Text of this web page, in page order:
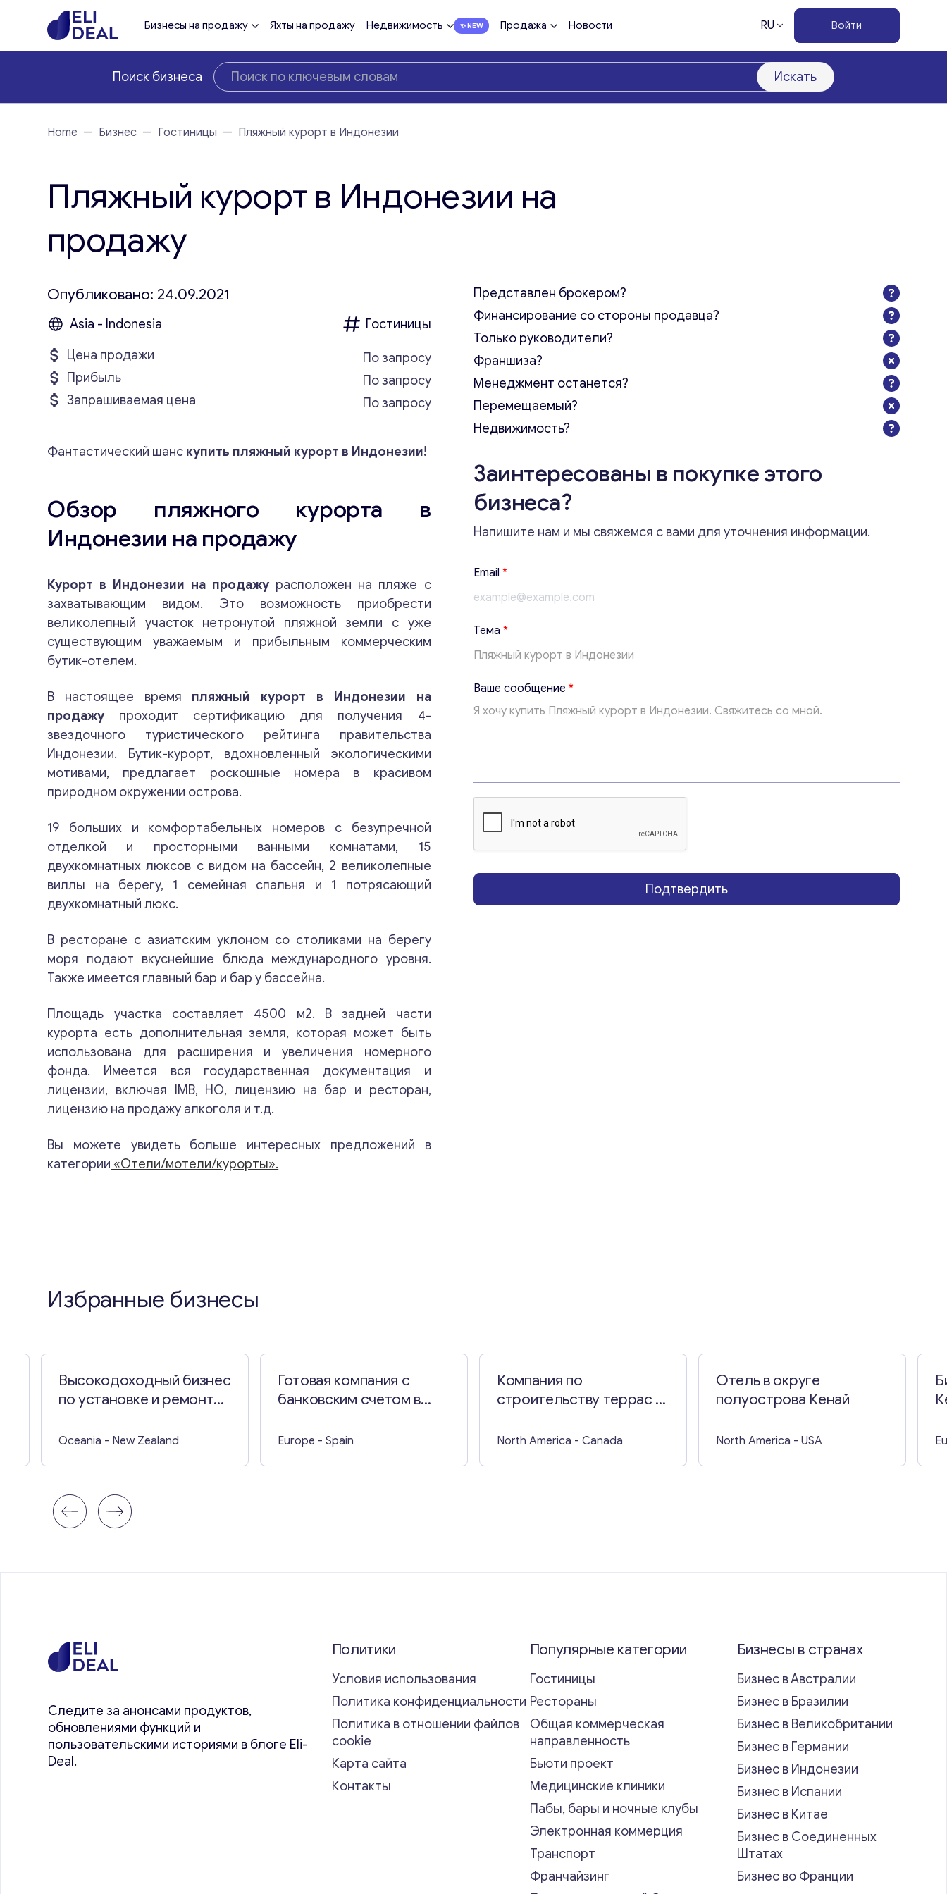
Бизнесы на продажу Яхты на продажу Недвижимость Продажа Новости RU Войти
Поиск бизнеса Искать
Консультация
Отправьте нам запрос, и мы свяжемся с вами в
ближайшее время.
Email*
Home — Бизнес — Гостиницы — Пляжный курорт в Индонезии
Пляжный курорт в Индонезии на
продажу
Опубликовано: 24.09.2021
Asia - Indonesia
Гостиницы
Цена продажи
По запросу
Прибыль
По запросу
Запрашиваемая цена
По запросу
Фантастический шанс купить пляжный курорт в Индонезии!
Обзор пляжного курорта в
Индонезии на продажу
Курорт в Индонезии на продажу расположен на пляже с
захватывающим видом. Это возможность приобрести
великолепный участок нетронутой пляжной земли с уже
существующим уважаемым и прибыльным коммерческим
бутик-отелем.
В настоящее время пляжный курорт в Индонезии на
продажу проходит сертификацию для получения 4-
звездочного туристического рейтинга правительства
Индонезии. Бутик-курорт, вдохновленный экологическими
мотивами, предлагает роскошные номера в красивом
природном окружении острова.
19 больших и комфортабельных номеров с безупречной
отделкой и просторными ванными комнатами, 15
двухкомнатных люксов с видом на бассейн, 2 великолепные
виллы на берегу, 1 семейная спальня и 1 потрясающий
двухкомнатный люкс.
В ресторане с азиатским уклоном со столиками на берегу
моря подают вкуснейшие блюда международного уровня.
Также имеется главный бар и бар у бассейна.
Площадь участка составляет 4500 м2. В задней части
курорта есть дополнительная земля, которая может быть
использована для расширения и увеличения номерного
фонда. Имеется вся государственная документация и
лицензии, включая IMB, HO, лицензию на бар и ресторан,
лицензию на продажу алкоголя и т.д.
Вы можете увидеть больше интересных предложений в
категории «Отели/мотели/курорты».
Представлен брокером?
Финансирование со стороны продавца?
Только руководители?
Франшиза?
Менеджмент останется?
Перемещаемый?
Недвижимость?
Заинтересованы в покупке этого
бизнеса?
Напишите нам и мы свяжемся с вами для уточнения информации.
Т
е
м
а
E
m
a
i
*
Email *
Тема *
Ваше сообщение *
Подтвердить
Избранные бизнесы
Высокодоходный бизнес
по установке и ремонту
Зеландии
Oceania - New Zealand
Готовая компания с
банковским счетом в
Europe - Spain
Компания по
строительству террас и
North America - Canada
Отель в округе
полуострова Кенай
North America - USA
Следите за анонсами продуктов,
обновлениями функций и
пользовательскими историями в блоге Eli-
Deal.
Политики
Условия использования
Политика конфиденциальности
Политика в отношении файлов
cookie
Карта сайта
Контакты
Популярные категории
Гостиницы
Рестораны
Общая коммерческая
направленность
Бьюти проект
Медицинские клиники
Пабы, бары и ночные клубы
Электронная коммерция
Транспорт
Франчайзинг
Бизнесы в странах
Бизнес в Австралии
Бизнес в Бразилии
Бизнес в Великобритании
Бизнес в Германии
Бизнес в Индонезии
Бизнес в Испании
Бизнес в Китае
Бизнес в Соединенных
Штатах
Бизнес во Франции